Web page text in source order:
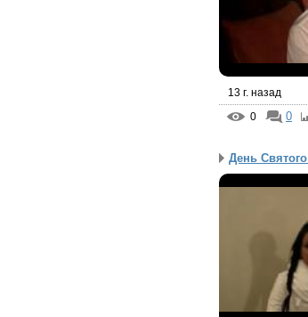
13 г. назад
0
0
День